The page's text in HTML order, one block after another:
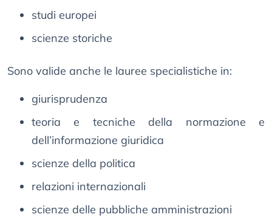
studi europei
scienze storiche
Sono valide anche le lauree specialistiche in:
giurisprudenza
teoria e tecniche della normazione e
dell’informazione giuridica
scienze della politica
relazioni internazionali
scienze delle pubbliche amministrazioni